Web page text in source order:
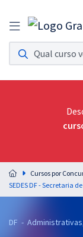
Assinatura
Acesso a todos os
Assinatura
Acesso ilimitado a
Residências
Preparação
residências em
Cursos por
DF -